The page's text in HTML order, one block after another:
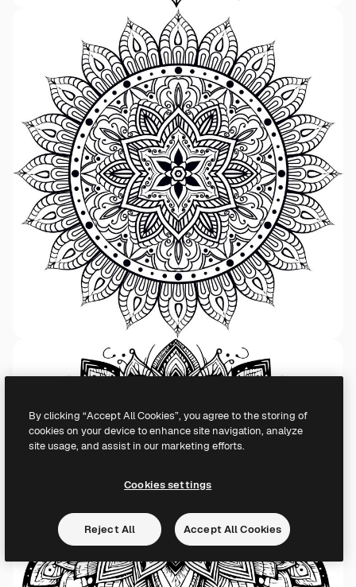
By clicking “Accept All Cookies”, you agree to the storing of
cookies on your device to enhance site navigation, analyze
site usage, and assist in our marketing efforts.
Cookies settings
Reject All Accept All Cookies